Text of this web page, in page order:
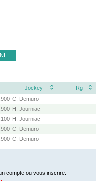
Jockey Rg
C. Demuro
H. Journiac
H. Journiac
C. Demuro
C. Demuro
compte ou vous inscrire.